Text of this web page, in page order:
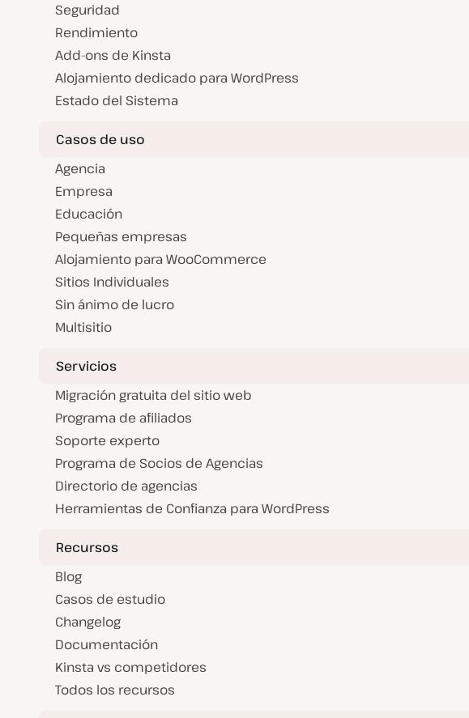
Seguridad
Rendimiento
Add-ons de Kinsta
Alojamiento dedicado para WordPress
Estado del Sistema
Casos de uso
Agencia
Empresa
Educación
Pequeñas empresas
Alojamiento para WooCommerce
Sitios Individuales
Sin ánimo de lucro
Multisitio
Servicios
Migración gratuita del sitio web
Programa de afiliados
Soporte experto
Programa de Socios de Agencias
Directorio de agencias
Herramientas de Confianza para WordPress
Recursos
Blog
Casos de estudio
Changelog
Documentación
Kinsta vs competidores
Todos los recursos